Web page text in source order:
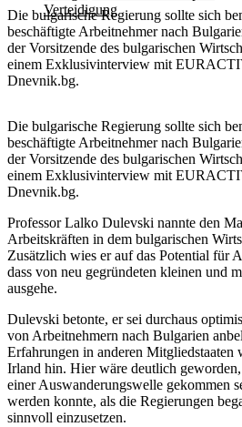
Verteidigung
Die bulgarische Regierung sollte sich
beschäftigte Arbeitnehmer nach
der Vorsitzende des bulgarischen
einem Exklusivinterview mit
Dnevnik.bg.
Die bulgarische Regierung sollte sich
beschäftigte Arbeitnehmer nach
der Vorsitzende des bulgarischen
einem Exklusivinterview mit
Dnevnik.bg.
Professor Lalko Dulevski nannte den
Arbeitskräften in dem bulgarischen
Zusätzlich wies er auf das Potential für
dass von neu gegründeten kleinen und
ausgehe.
Dulevski betonte, er sei durchaus
von Arbeitnehmern nach Bulgarien
Erfahrungen in anderen Mitgliedstaaten
Irland hin. Hier wäre deutlich
einer Auswanderungswelle gekommen
werden konnte, als die Regierungen
sinnvoll einzusetzen.